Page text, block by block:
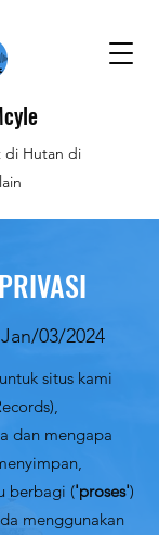
di Hutan di
03/2024
situs kami
dan mengapa
berbagi ('proses')
menggunakan